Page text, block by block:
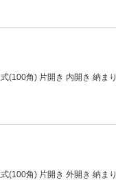
(100角) 片開き 内開き 納まり
(100角) 片開き 外開き 納まり